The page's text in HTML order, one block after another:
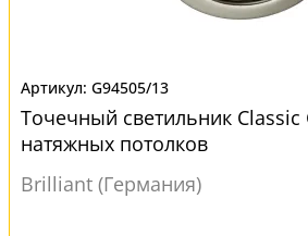
G94505/13
Точечный светильник Classic
натяжных потолков
Brilliant (Германия)